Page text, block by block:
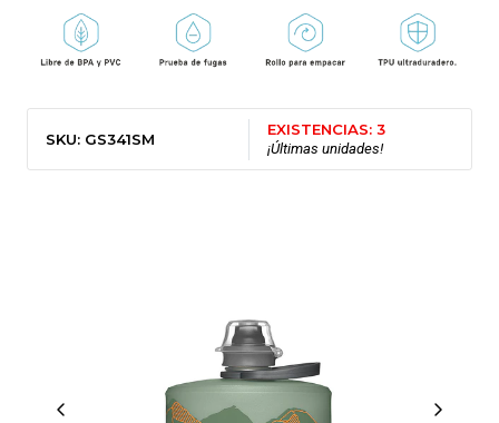
SKU: GS341SM
EXISTENCIAS: 3
¡Últimas unidades!